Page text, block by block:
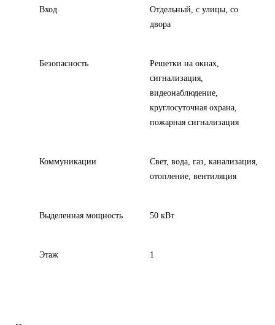
Вход
Отдельный, с улицы, со
двора
Безопасность
Решетки на окнах,
сигнализация,
видеонаблюдение,
круглосуточная охрана,
пожарная сигнализация
Коммуникации
Свет, вода, газ, канализация,
отопление, вентиляция
Выделенная мощность 50 кВт
Этаж 1